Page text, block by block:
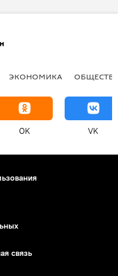
ЭКОНОМИКА
OK VK
связь